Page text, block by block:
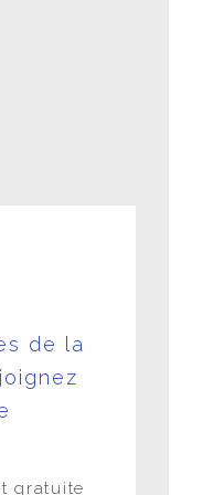
de la
gratuite